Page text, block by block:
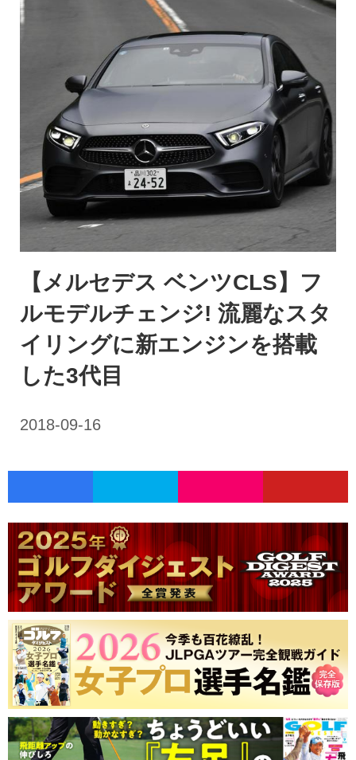
【メルセデス ベンツCLS】フ
ルモデルチェンジ! 流麗なスタ
イリングに新エンジンを搭載
した3代目